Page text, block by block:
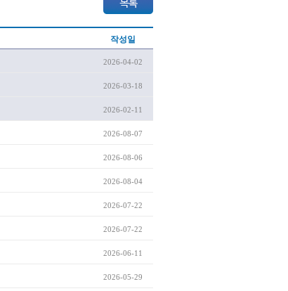
작성일
2026-04-02
2026-03-18
2026-02-11
2026-08-07
2026-08-06
2026-08-04
2026-07-22
2026-07-22
2026-06-11
2026-05-29